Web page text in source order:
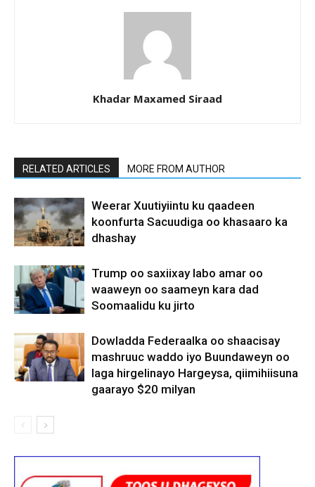
Khadar Maxamed Siraad
RELATED ARTICLES MORE FROM AUTHOR
Weerar Xuutiyiintu ku qaadeen
koonfurta Sacuudiga oo khasaaro ka
dhashay
Trump oo saxiixay labo amar oo
waaweyn oo saameyn kara dad
Soomaalidu ku jirto
Dowladda Federaalka oo shaacisay
mashruuc waddo iyo Buundaweyn oo
laga hirgelinayo Hargeysa, qiimihiisuna
gaarayo $20 milyan